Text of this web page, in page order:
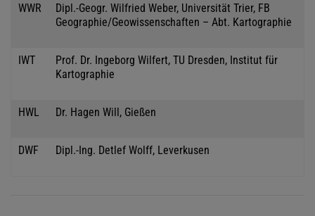
WWR
Dipl.-Geogr. Wilfried Weber, Universität Trier, FB
Geographie/Geowissenschaften – Abt. Kartographie
IWT
Prof. Dr. Ingeborg Wilfert, TU Dresden, Institut für
Kartographie
HWL Dr. Hagen Will, Gießen
DWF Dipl.-Ing. Detlef Wolff, Leverkusen